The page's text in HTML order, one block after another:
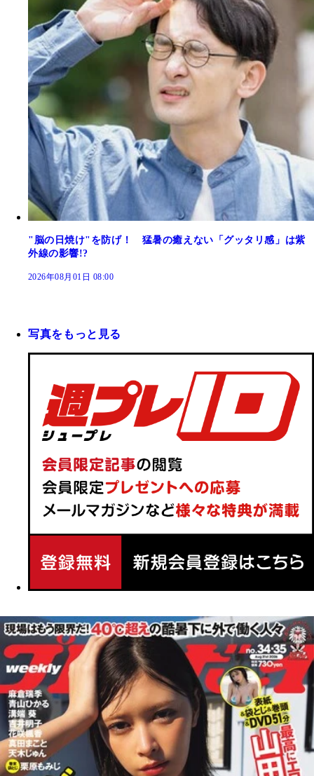
"脳の日焼け"を防げ！ 猛暑の癒えない「グッタリ感」は紫
外線の影響!?
2026年08月01日 08:00
写真をもっと見る